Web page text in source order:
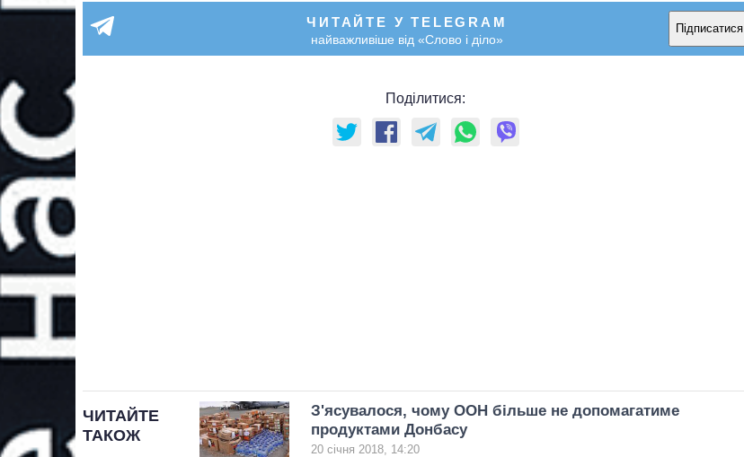
ЧИТАЙТЕ У TELEGRAM
найважливіше від «Слово і діло»
Підписатися
Поділитися:
ЧИТАЙТЕ
ТАКОЖ
З'ясувалося, чому ООН більше не допомагатиме
продуктами Донбасу
20 січня 2018, 14:20